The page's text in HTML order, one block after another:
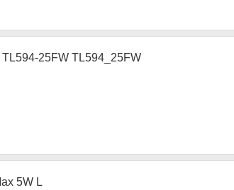
25FW TL594_25FW
5W L